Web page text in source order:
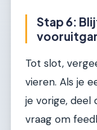
Stap 6:
Tot slot,
vieren. Als je
je vorige, deel
vraag om